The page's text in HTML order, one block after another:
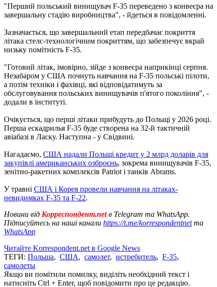
"Перший польський винищувач F-35 переведено з конвеєра на
завершальну стадію виробництва", - йдеться в повідомленні.
Зазначається, що завершальний етап передбачає покриття
літака стелс-технологічним покриттям, що забезпечує вкрай
низьку помітність F-35.
"Готовий літак, імовірно, зійде з конвеєра наприкінці серпня.
Незабаром у США почнуть навчання на F-35 польські пілоти,
а потім техніки і фахівці, які відповідатимуть за
обслуговування польських винищувачів п'ятого покоління", -
додали в інституті.
Очікується, що перші літаки прибудуть до Польщі у 2026 році.
Перша ескадрилья F-35 буде створена на 32-й тактичній
авіабазі в Ласку. Наступна - у Свідвині.
Нагадаємо, США надали Польщі кредит у 2 млрд доларів для
закупівлі американських озброєнь, зокрема винищувачів F-35,
зенітно-ракетних комплексів Patriot і танків Abrams.
У травні США і Корея провели навчання на літаках-
невидимках F-35 та F-22.
Новини від Корреспондент.netв Telegram та WhatsApp.
Підписуйтесь на наші канали https://t.me/korrespondentnetта
WhatsApp
Читайте Korrespondent.net в Google News
ТЕГИ: Польша, США, самолет, истребитель, F-35,
самолеты
Якщо ви помітили помилку, виділіть необхідний текст і
натисніть Ctrl + Enter, щоб повідомити про це редакцію.